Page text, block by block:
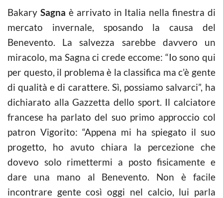
Bakary Sagna è arrivato in Italia nella finestra di
mercato invernale, sposando la causa del
Benevento. La salvezza sarebbe davvero un
miracolo, ma Sagna ci crede eccome: “Io sono qui
per questo, il problema è la classifica ma c’è gente
di qualità e di carattere. Sì, possiamo salvarci”, ha
dichiarato alla Gazzetta dello sport. Il calciatore
francese ha parlato del suo primo approccio col
patron Vigorito: “Appena mi ha spiegato il suo
progetto, ho avuto chiara la percezione che
dovevo solo rimettermi a posto fisicamente e
dare una mano al Benevento. Non è facile
incontrare gente così oggi nel calcio, lui parla